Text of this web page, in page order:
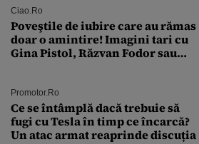
îmi salvez viața”
Ciao.ro
Poveştile de iubire care au rămas
doar o amintire! Imagini tari cu
Gina Pistol, Răzvan Fodor sau
Promotor.ro
Ce se întâmplă dacă trebuie să
fugi cu Tesla în timp ce încarcă?
Un atac armat reaprinde discuția